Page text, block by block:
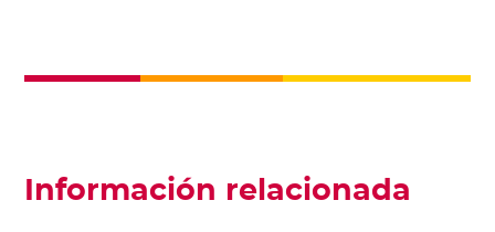
Información relacionada